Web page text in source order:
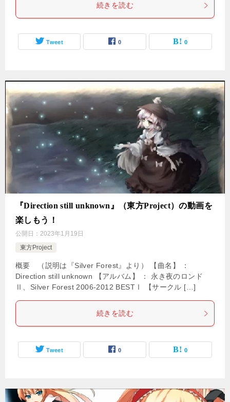
続きを読む
Tweet 0 0
『Direction still unknown』（東方Project）の動画を
楽しもう！
公開日： 2023年1月19日
東方Project
概要 （説明は『Silver Forest』より） 【曲名】 ：
Direction still unknown 【アルバム】 ： 永き夜のロンド
Ⅱ、Silver Forest 2006-2012 BESTⅠ 【サークル […]
続きを読む
Tweet 0 0